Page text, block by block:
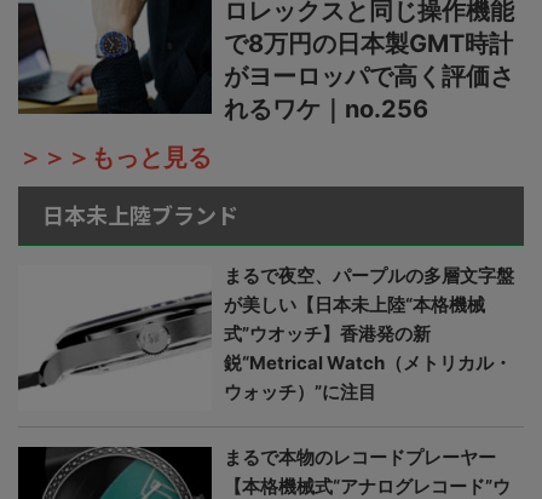
ロレックスと同じ操作機能
で8万円の日本製GMT時計
がヨーロッパで高く評価さ
れるワケ｜no.256
＞＞＞もっと見る
日本未上陸ブランド
まるで夜空、パープルの多層文字盤
が美しい【日本未上陸“本格機械
式”ウオッチ】香港発の新
鋭“Metrical Watch（メトリカル・
ウォッチ）”に注目
まるで本物のレコードプレーヤー
【本格機械式“アナログレコード”ウ